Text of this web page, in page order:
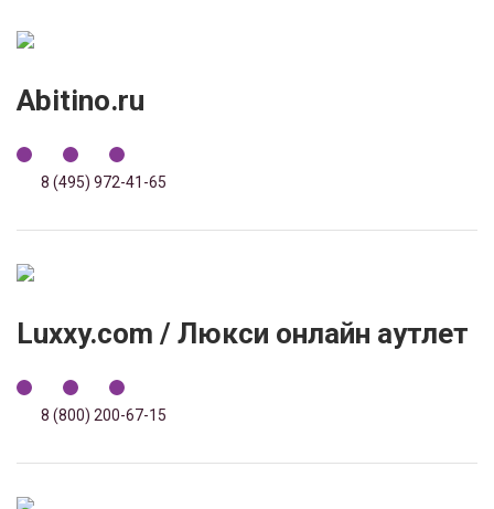
Abitino.ru
8 (495) 972-41-65
Luxxy.com / Люкси онлайн аутлет
8 (800) 200-67-15